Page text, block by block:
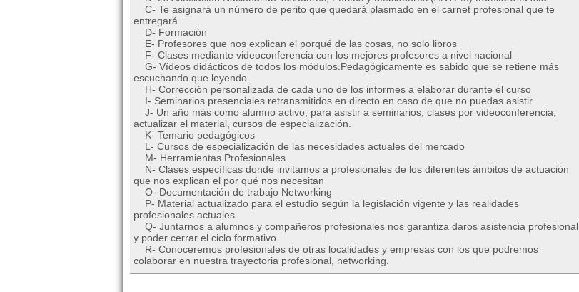
C- Te asignará un número de perito que quedará plasmado en el carnet profesional que te
entregará
D- Formación
E- Profesores que nos explican el porqué de las cosas, no solo libros
F- Clases mediante videoconferencia con los mejores profesores a nivel nacional
G- Vídeos didácticos de todos los módulos.Pedagógicamente es sabido que se retiene más
escuchando que leyendo
H- Corrección personalizada de cada uno de los informes a elaborar durante el curso
I- Seminarios presenciales retransmitidos en directo en caso de que no puedas asistir
J- Un año más como alumno activo, para asistir a seminarios, clases por videoconferencia,
actualizar el material, cursos de especialización.
K- Temario pedagógicos
L- Cursos de especialización de las necesidades actuales del mercado
M- Herramientas Profesionales
N- Clases específicas donde invitamos a profesionales de los diferentes ámbitos de actuación
que nos explican el por qué nos necesitan
O- Documentación de trabajo Networking
P- Material actualizado para el estudio según la legislación vigente y las realidades
profesionales actuales
Q- Juntarnos a alumnos y compañeros profesionales nos garantiza daros asistencia profesional
y poder cerrar el ciclo formativo
R- Conoceremos profesionales de otras localidades y empresas con los que podremos
colaborar en nuestra trayectoria profesional, networking.